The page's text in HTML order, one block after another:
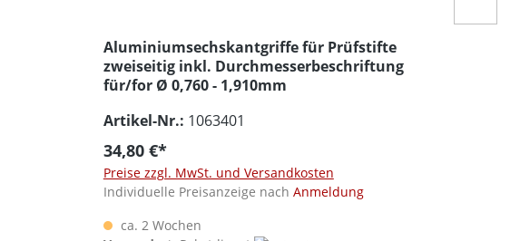
Aluminiumsechskantgriffe für Prüfstifte
zweiseitig inkl. Durchmesserbeschriftung
für/for Ø 0,760 - 1,910mm
Artikel-Nr.: 1063401
34,80 €*
Preise zzgl. MwSt. und Versandkosten
Individuelle Preisanzeige nach Anmeldung
ca. 2 Wochen